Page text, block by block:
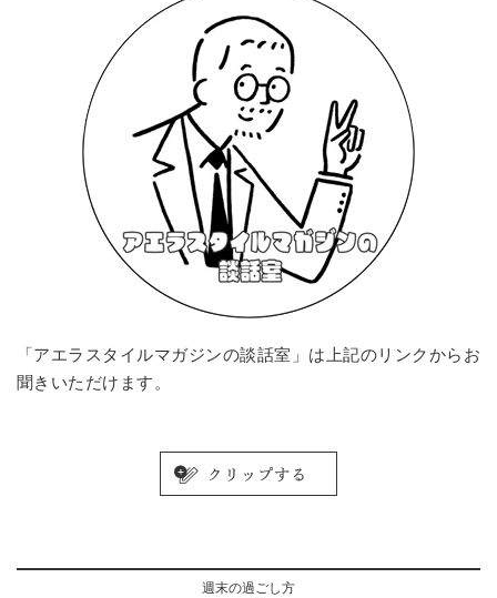
「アエラスタイルマガジンの談話室」は上記のリンクからお
聞きいただけます。
週末の過ごし方